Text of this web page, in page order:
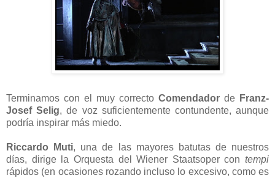
Terminamos con el muy correcto Comendador de Franz-
Josef Selig, de voz suficientemente contundente, aunque
podría inspirar más miedo.
Riccardo Muti, una de las mayores batutas de nuestros
días, dirige la Orquesta del Wiener Staatsoper con tempi
rápidos (en ocasiones rozando incluso lo excesivo, como es